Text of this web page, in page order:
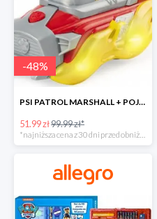
-48%
PSI PATROL MARSHALL + POJAZD WÓZ STRAŻACKI DŹWIĘK -48%
51.99 zł99.99 zł*
*najniższa cena z 30 dni przed obniżką